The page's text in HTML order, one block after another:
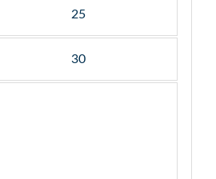
25
30